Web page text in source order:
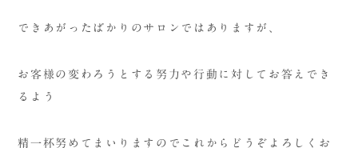
できあがったばかりのサロンではありますが、
お客様の変わろうとする努力や行動に対してお答えでき
るよう
精一杯努めてまいりますのでこれからどうぞよろしくお